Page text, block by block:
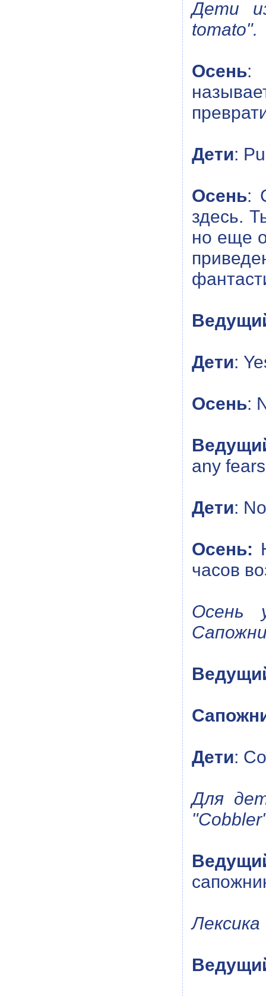
Дети
tomato".
Осень:
Дети:
Осень:
здесь.
но еще
Дети:
Осень:
аny
Дети:
Осень:
часов
Осень
Дети:
Для